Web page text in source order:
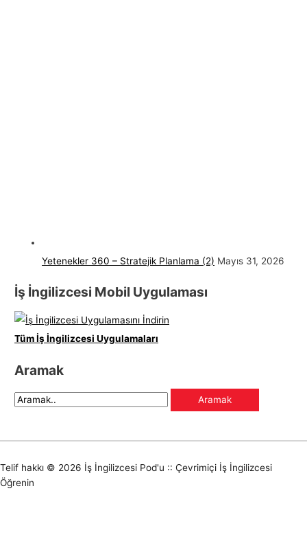
Yetenekler 360 – Stratejik Planlama (2) Mayıs 31, 2026
İş İngilizcesi Mobil Uygulaması
Tüm İş İngilizcesi Uygulamaları
Aramak
Telif hakkı © 2026 İş İngilizcesi Pod'u :: Çevrimiçi İş İngilizcesi
Öğrenin